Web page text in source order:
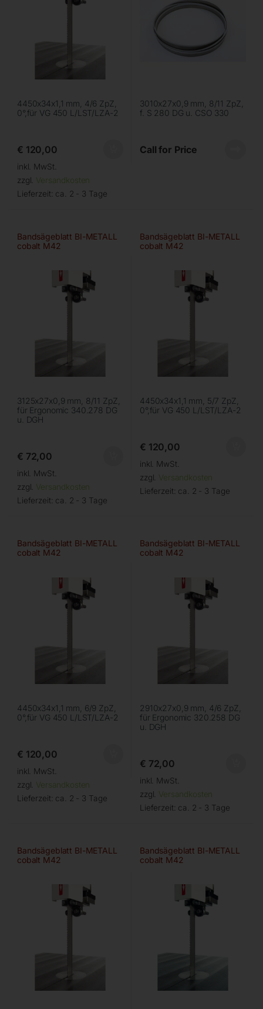
4450x34x1,1 mm, 4/6 ZpZ,
0°,für VG 450 L/LST/LZA-2
€ 120,00
inkl. MwSt.
zzgl. Versandkosten
Lieferzeit: ca. 2 - 3 Tage
3010x27x0,9 mm, 8/11 ZpZ,
f. S 280 DG u. CSO 330
Call for Price
Bandsägeblatt BI-METALL
cobalt M42
3125x27x0,9 mm, 8/11 ZpZ,
für Ergonomic 340.278 DG
u. DGH
€ 72,00
inkl. MwSt.
zzgl. Versandkosten
Lieferzeit: ca. 2 - 3 Tage
Bandsägeblatt BI-METALL
cobalt M42
4450x34x1,1 mm, 5/7 ZpZ,
0°,für VG 450 L/LST/LZA-2
€ 120,00
inkl. MwSt.
zzgl. Versandkosten
Lieferzeit: ca. 2 - 3 Tage
Bandsägeblatt BI-METALL
cobalt M42
4450x34x1,1 mm, 6/9 ZpZ,
0°,für VG 450 L/LST/LZA-2
€ 120,00
inkl. MwSt.
zzgl. Versandkosten
Lieferzeit: ca. 2 - 3 Tage
Bandsägeblatt BI-METALL
cobalt M42
2910x27x0,9 mm, 4/6 ZpZ,
für Ergonomic 320.258 DG
u. DGH
€ 72,00
inkl. MwSt.
zzgl. Versandkosten
Lieferzeit: ca. 2 - 3 Tage
Bandsägeblatt BI-METALL
cobalt M42
Bandsägeblatt BI-METALL
cobalt M42